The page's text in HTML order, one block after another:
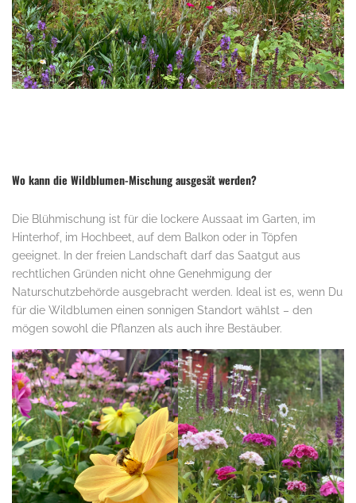
Wo kann die Wildblumen-Mischung ausgesät werden?
Die Blühmischung ist für die lockere Aussaat im Garten, im
Hinterhof, im Hochbeet, auf dem Balkon oder in Töpfen
geeignet. In der freien Landschaft darf das Saatgut aus
rechtlichen Gründen nicht ohne Genehmigung der
Naturschutzbehörde ausgebracht werden. Ideal ist es, wenn Du
für die Wildblumen einen sonnigen Standort wählst – den
mögen sowohl die Pflanzen als auch ihre Bestäuber.